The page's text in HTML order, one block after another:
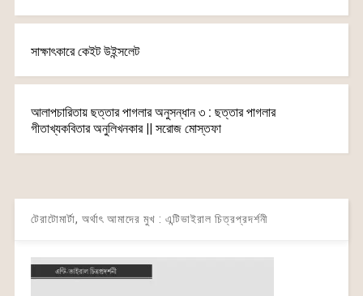
সাক্ষাৎকারে কেইট উইন্সলেট
আলাপচারিতায় ছত্তার পাগলার অনুসন্ধান ৩ : ছত্তার পাগলার
গীতাখ্যকবিতার অনুলিখনকার || সরোজ মোস্তফা
টেরাটোমার্টা, অর্থাৎ আমাদের মুখ : এন্টিভাইরাল চিত্রপ্রদর্শনী